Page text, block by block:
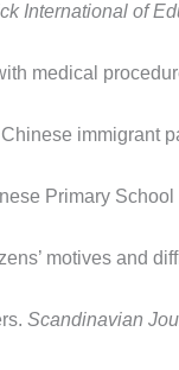
International of
medical
immigrant
Primary School
motives and
Scandinavian